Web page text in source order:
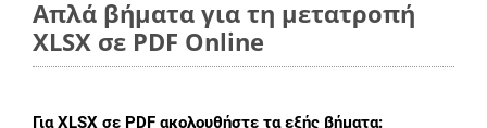
Απλά βήματα για τη μετατροπή
XLSX σε PDF Online
ΓιαXLSX σε PDF ακολουθήστε τα εξής βήματα: